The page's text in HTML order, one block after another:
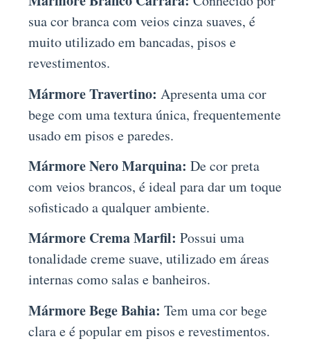
sua cor branca com veios cinza suaves, é
muito utilizado em bancadas, pisos e
revestimentos.
Mármore Travertino: Apresenta uma cor
bege com uma textura única, frequentemente
usado em pisos e paredes.
Mármore Nero Marquina: De cor preta
com veios brancos, é ideal para dar um toque
sofisticado a qualquer ambiente.
Mármore Crema Marfil: Possui uma
tonalidade creme suave, utilizado em áreas
internas como salas e banheiros.
Mármore Bege Bahia: Tem uma cor bege
clara e é popular em pisos e revestimentos.